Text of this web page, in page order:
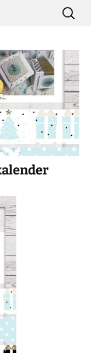
Suche
nach: